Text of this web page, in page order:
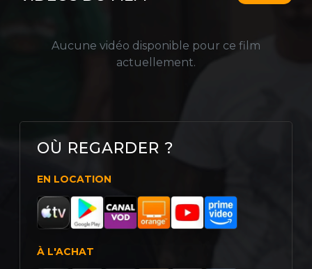
Aucune vidéo disponible pour ce film
actuellement.
OÙ REGARDER ?
EN LOCATION
À L'ACHAT